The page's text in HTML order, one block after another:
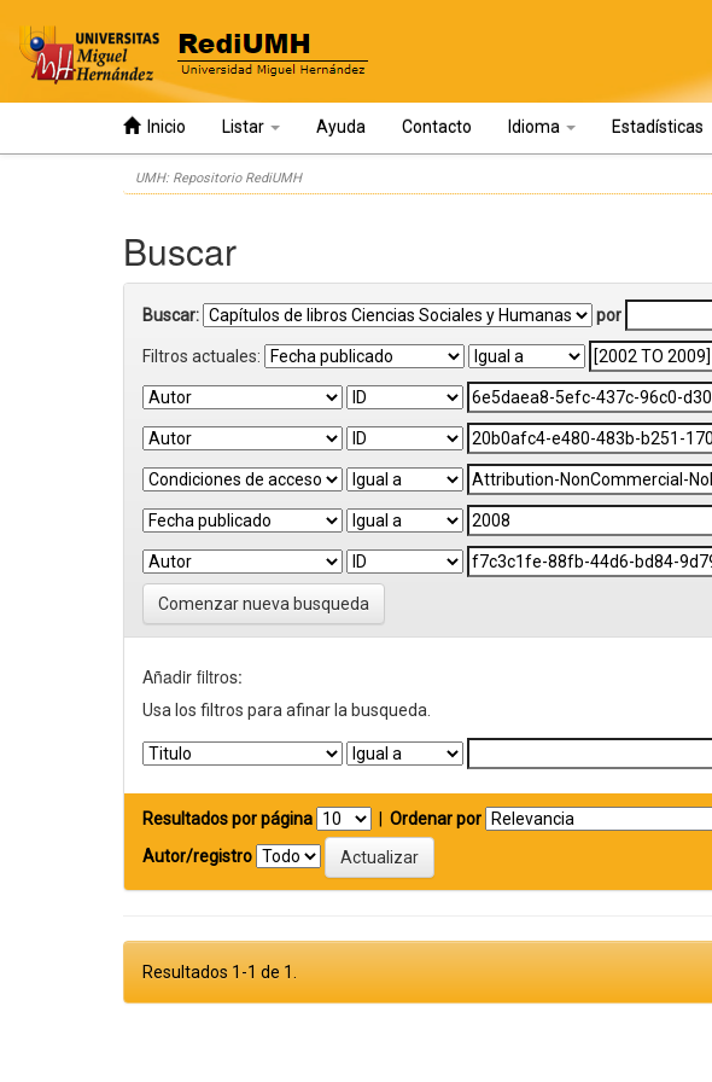
Inicio Listar Ayuda Contacto Idioma Estadísticas
UMH: Repositorio RediUMH
Buscar
Buscar: por
Filtros actuales:
Comenzar nueva busqueda
Añadir filtros:
Usa los filtros para afinar la busqueda.
Resultados por página Ordenar por
Autor/registro
Resultados 1-1 de 1.